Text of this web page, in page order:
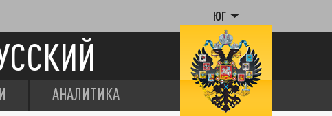
ЮГ
АНАЛИТИКА